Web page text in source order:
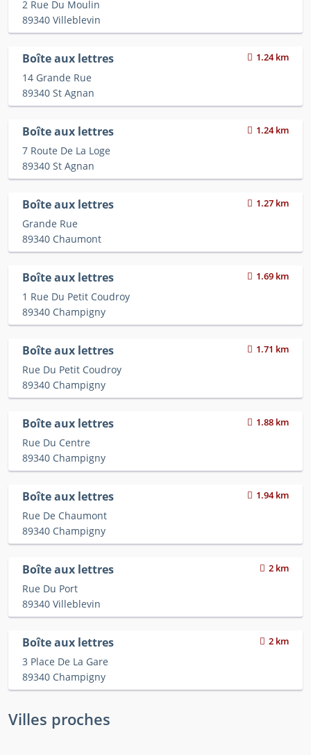
2 Rue Du Moulin
89340 Villeblevin
Boîte aux lettres 1.24 km
14 Grande Rue
89340 St Agnan
Boîte aux lettres 1.24 km
7 Route De La Loge
89340 St Agnan
Boîte aux lettres 1.27 km
Grande Rue
89340 Chaumont
Boîte aux lettres 1.69 km
1 Rue Du Petit Coudroy
89340 Champigny
Boîte aux lettres 1.71 km
Rue Du Petit Coudroy
89340 Champigny
Boîte aux lettres 1.88 km
Rue Du Centre
89340 Champigny
Boîte aux lettres 1.94 km
Rue De Chaumont
89340 Champigny
Boîte aux lettres 2 km
Rue Du Port
89340 Villeblevin
Boîte aux lettres 2 km
3 Place De La Gare
89340 Champigny
Villes proches